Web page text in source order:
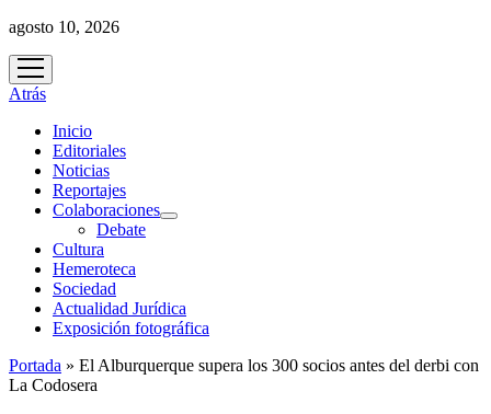
agosto 10, 2026
abrir
menú
Atrás
Inicio
Editoriales
Noticias
Reportajes
Colaboraciones
abrir
Debate
Cultura
Hemeroteca
Sociedad
Actualidad Jurídica
Exposición fotográfica
Portada » El Alburquerque supera los 300 socios antes del derbi con
La Codosera